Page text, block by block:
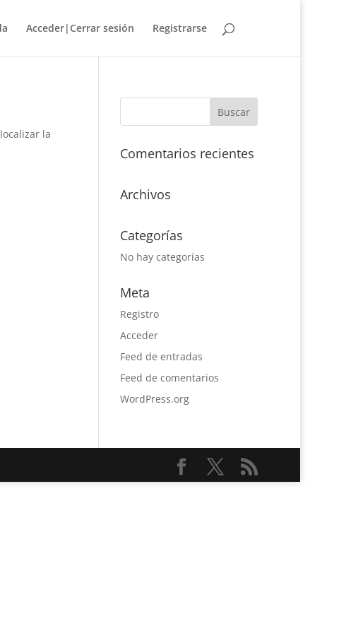
Acceder|Cerrar sesión Registrarse
la
Comentarios recientes
Archivos
Categorías
No hay categorías
Meta
Registro
Acceder
Feed de entradas
Feed de comentarios
WordPress.org